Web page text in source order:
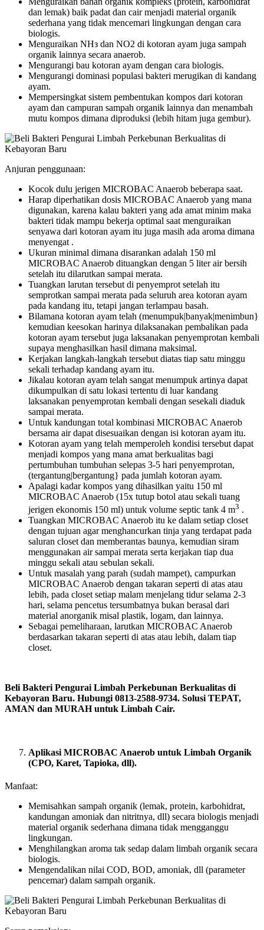
dan lemak) baik padat dan cair menjadi material organik
sederhana yang tidak mencemari lingkungan dengan cara
biologis.
Menguraikan NHз dan NO2 di kotoran ayam juga sampah
organik lainnya secara anaerob.
Mengurangi bau kotoran ayam dengan cara biologis.
Mengurangi dominasi populasi bakteri merugikan di kandang
ayam.
Mempersingkat sistem pembentukan kompos dari kotoran
ayam dan campuran sampah organik lainnya dan menambah
mutu kompos dimana diproduksi (lebih hitam juga gembur).
Anjuran penggunaan:
Kocok dulu jerigen MICROBAC Anaerob beberapa saat.
Harap diperhatikan dosis MICROBAC Anaerob yang mana
digunakan, karena kalau bakteri yang ada amat minim maka
bakteri tidak mampu bekerja optimal saat menguraikan
senyawa dari kotoran ayam itu juga masih ada aroma dimana
menyengat .
Ukuran minimal dimana disarankan adalah 150 ml
MICROBAC Anaerob dituangkan dengan 5 liter air bersih
setelah itu dilarutkan sampai merata.
Tuangkan larutan tersebut di penyemprot setelah itu
semprotkan sampai merata pada seluruh area kotoran ayam
pada kandang itu, tetapi jangan terlampau basah.
Bilamana kotoran ayam telah (menumpuk|banyak|menimbun}
kemudian keesokan harinya dilaksanakan pembalikan pada
kotoran ayam tersebut juga laksanakan penyemprotan kembali
supaya menghasilkan hasil dimana maksimal.
Kerjakan langkah-langkah tersebut diatas tiap satu minggu
sekali terhadap kandang ayam itu.
Jikalau kotoran ayam telah sangat menumpuk artinya dapat
dikumpulkan di satu lokasi tertentu di luar kandang
laksanakan penyemprotan kembali dengan sesekali diaduk
sampai merata.
Untuk kandungan total kombinasi MICROBAC Anaerob
bersama air dapat disesuaikan dengan isi kotoran ayam itu.
Kotoran ayam yang telah memperoleh kondisi tersebut dapat
menjadi kompos yang mana amat berkualitas bagi
pertumbuhan tumbuhan selepas 3-5 hari penyemprotan,
(tergantung|bergantung} pada jumlah kotoran ayam.
Apalagi kadar kompos yang dihasilkan yaitu 150 ml
MICROBAC Anaerob (15x tutup botol atau sekali tuang
jerigen ekonomis 150 ml) untuk volume septic tank 4 m3 .
Tuangkan MICROBAC Anaerob itu ke dalam setiap closet
dengan tujuan agar menghancurkan tinja yang terdapat pada
saluran closet dan memberantas baunya, kemudian siram
menggunakan air sampai merata serta kerjakan tiap dua
minggu sekali atau sebulan sekali.
Untuk masalah yang parah (sudah mampet), campurkan
MICROBAC Anaerob dengan takaran seperti di atas atau
lebih, pada closet setiap malam menjelang tidur selama 2-3
hari, selama pencetus tersumbatnya bukan berasal dari
material anorganik misal plastik, logam, dan lainnya.
Sebagai pemeliharaan, larutkan MICROBAC Anaerob
berdasarkan takaran seperti di atas atau lebih, dalam tiap
closet.
Beli Bakteri Pengurai Limbah Perkebunan Berkualitas di
Kebayoran Baru. Hubungi 0813-2588-9734. Solusi TEPAT,
AMAN dan MURAH untuk Limbah Cair.
Aplikasi MICROBAC Anaerob untuk Limbah Organik
(CPO, Karet, Tapioka, dll).
Manfaat:
Memisahkan sampah organik (lemak, protein, karbohidrat,
kandungan amoniak dan nitritnya, dll) secara biologis menjadi
material organik sederhana dimana tidak mengganggu
lingkungan.
Menghilangkan aroma tak sedap dalam limbah organik secara
biologis.
Mengendalikan nilai COD, BOD, amoniak, dll (parameter
pencemar) dalam sampah organik.